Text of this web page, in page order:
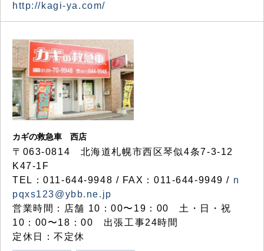
http://kagi-ya.com/
カギの救急車 西店
〒063-0814 北海道札幌市西区琴似4条7-3-12
K47-1F
TEL：011-644-9948 / FAX：011-644-9949 / n
pqxs123@ybb.ne.jp
営業時間：店舗 10：00〜19：00 土・日・祝
10：00〜18：00 出張工事24時間
定休日：不定休